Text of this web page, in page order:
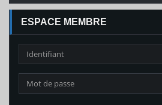
ESPACE MEMBRE